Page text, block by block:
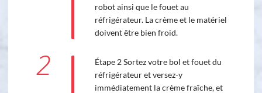
robot ainsi que le fouet au
réfrigérateur. La crème et le matériel
doivent être bien froid.
2
Étape 2 Sortez votre bol et fouet du
réfrigérateur et versez-y
immédiatement la crème fraîche, et